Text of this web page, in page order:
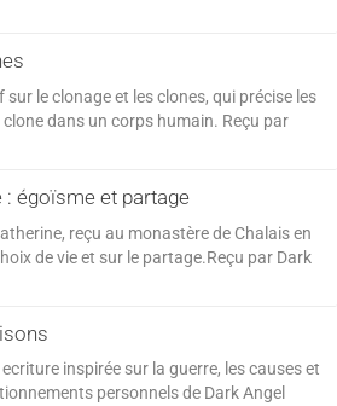
le clonage et les clones, qui précise les
dans un corps humain. Reçu par
: égoïsme et partage
reçu au monastère de Chalais en
de vie et sur le partage.Reçu par Dark
inspirée sur la guerre, les causes et
personnels de Dark Angel